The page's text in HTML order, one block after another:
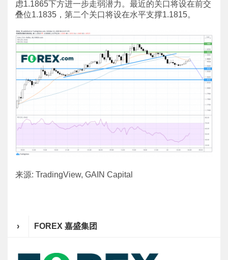
虑1.1865下方进一步走弱潜力。最近的关口将设在前交
叠位1.1835，第二个关口将设在水平支撑1.1815。
来源: TradingView, GAIN Capital
› FOREX 嘉盛集团